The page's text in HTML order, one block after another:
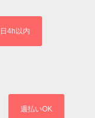
4h以内
週払いOK